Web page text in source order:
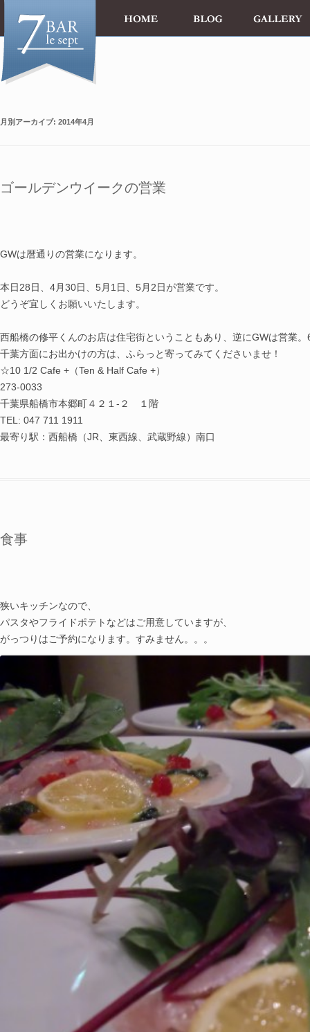
月別アーカイブ: 2014年4月
ゴールデンウイークの営業
GWは暦通りの営業になります。
本日28日、4月30日、5月1日、5月2日が営業です。
どうぞ宜しくお願いいたします。
西船橋の修平くんのお店は住宅街ということもあり、逆にGWは営業
千葉方面にお出かけの方は、ふらっと寄ってみてくださいませ！
☆10 1/2 Cafe +（Ten & Half Cafe +）
273-0033
千葉県船橋市本郷町４２１-２ １階
TEL: 047 711 1911
最寄り駅：西船橋（JR、東西線、武蔵野線）南口
食事
狭いキッチンなので、
パスタやフライドポテトなどはご用意していますが、
がっつりはご予約になります。すみません。。。